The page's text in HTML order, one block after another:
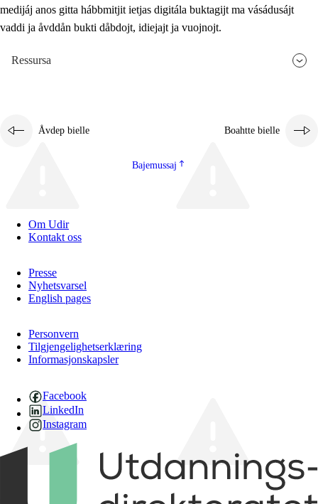
medijáj anos gitta hábbmitjit ietjas digitála buktagijt ma vásádusájt
vaddi ja åvddån bukti dåbdojt, idiejajt ja vuojnojt.
Ressursa
Åvdep bielle Boahtte bielle
Bajemussaj
Om Udir
Kontakt oss
Presse
Nyhetsvarsel
English pages
Personvern
Tilgjengelighetserklæring
Informasjonskapsler
Facebook
LinkedIn
Instagram